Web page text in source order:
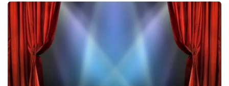
Vrienden Van Amstel Live
433 laatste 30 minuten
BESTEL NU